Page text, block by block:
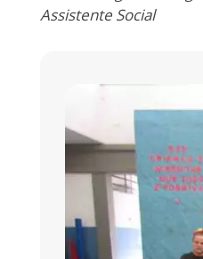
Assistente Social